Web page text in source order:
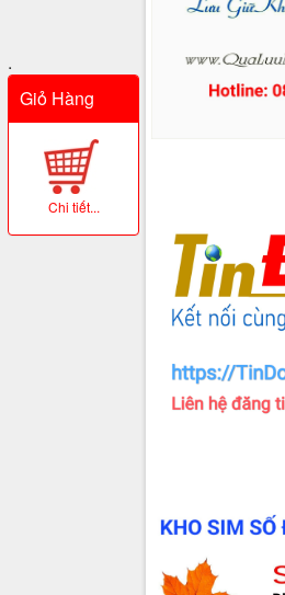
.
Giỏ Hàng
Chi tiết...